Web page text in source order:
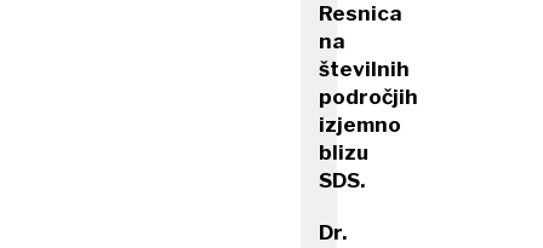
Resnica
na
številnih
področjih
izjemno
blizu
SDS.
Dr.